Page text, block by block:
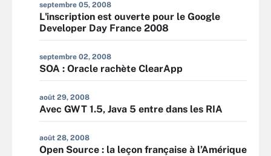
septembre 05, 2008
L'inscription est ouverte pour le Google
Developer Day France 2008
septembre 02, 2008
SOA : Oracle rachète ClearApp
août 29, 2008
Avec GWT 1.5, Java 5 entre dans les RIA
août 28, 2008
Open Source : la leçon française à l’Amérique